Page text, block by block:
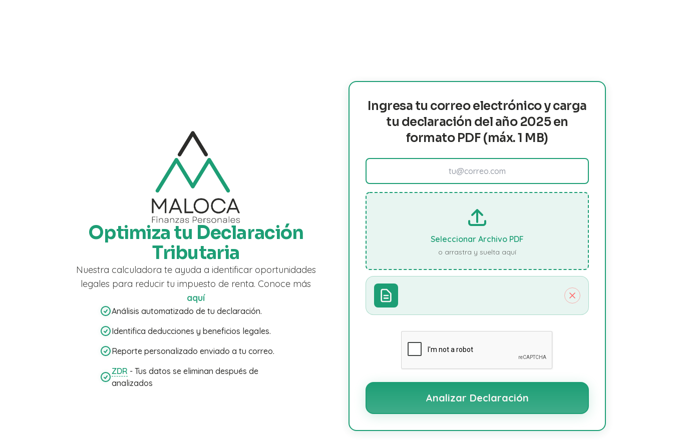
Optimiza tu Declaración
Tributaria
Nuestra calculadora te ayuda a identificar oportunidades
legales para reducir tu impuesto de renta. Conoce más
aquí
Análisis automatizado de tu declaración.
Identifica deducciones y beneficios legales.
Reporte personalizado enviado a tu correo.
ZDR - Tus datos se eliminan después de
analizados
Ingresa tu correo electrónico y carga
tu declaración del año 2025 en
formato PDF (máx. 1 MB)
Correo electrónico
Seleccionar Archivo PDF
o arrastra y suelta aquí
Analizar Declaración